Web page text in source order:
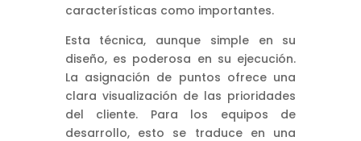
características como importantes.
Esta técnica, aunque simple en su
diseño, es poderosa en su ejecución.
La asignación de puntos ofrece una
clara visualización de las prioridades
del cliente. Para los equipos de
desarrollo, esto se traduce en una